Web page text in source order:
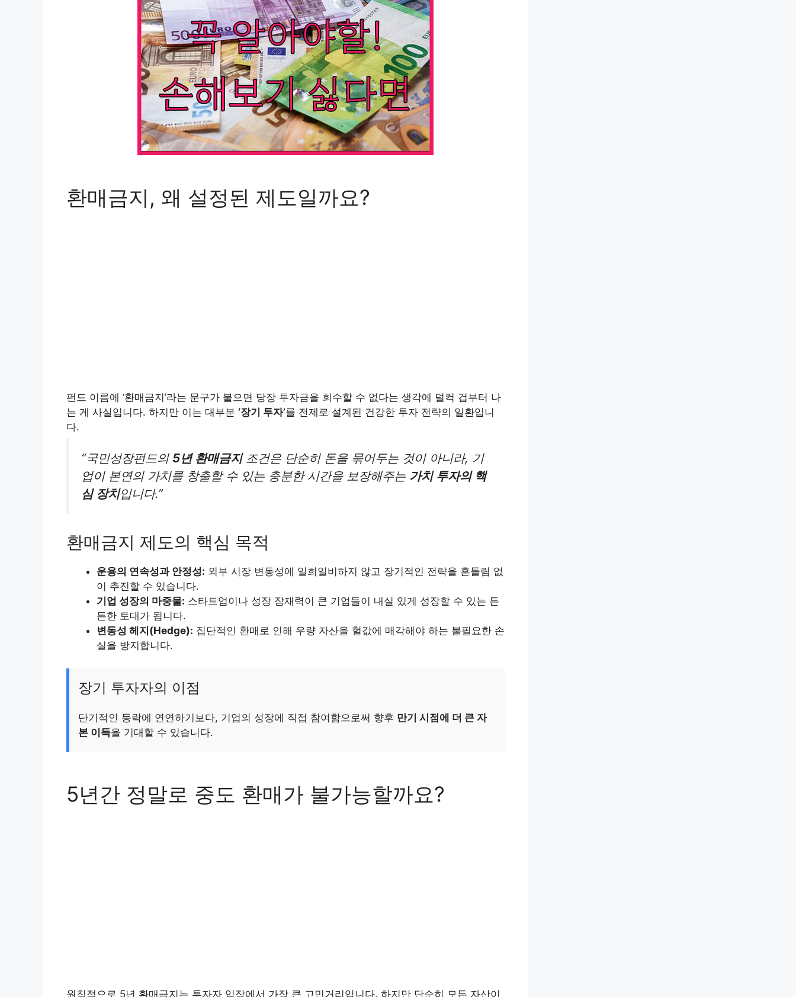
환매금지, 왜 설정된 제도일까요?
펀드 이름에 ‘환매금지’라는 문구가 붙으면 당장 투자금을 회수할 수 없다는 생각에 덜컥 겁부터 나
는 게 사실입니다. 하지만 이는 대부분 ‘장기 투자’를 전제로 설계된 건강한 투자 전략의 일환입니
다.
“국민성장펀드의 5년 환매금지조건은 단순히 돈을 묶어두는 것이 아니라, 기
업이 본연의 가치를 창출할 수 있는 충분한 시간을 보장해주는 가치 투자의 핵
심 장치입니다.”
환매금지 제도의 핵심 목적
운용의 연속성과 안정성: 외부 시장 변동성에 일희일비하지 않고 장기적인 전략을 흔들림 없
이 추진할 수 있습니다.
기업 성장의 마중물: 스타트업이나 성장 잠재력이 큰 기업들이 내실 있게 성장할 수 있는 든
든한 토대가 됩니다.
변동성 헤지(Hedge): 집단적인 환매로 인해 우량 자산을 헐값에 매각해야 하는 불필요한 손
실을 방지합니다.
장기 투자자의 이점
단기적인 등락에 연연하기보다, 기업의 성장에 직접 참여함으로써 향후 만기 시점에 더 큰 자
본 이득을 기대할 수 있습니다.
5년간 정말로 중도 환매가 불가능할까요?
원칙적으로 5년 환매금지는 투자자 입장에서 가장 큰 고민거리입니다. 하지만 단순히 모든 자산이